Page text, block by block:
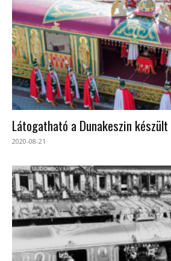
Látogatható a Dunakeszin
2020-08-21